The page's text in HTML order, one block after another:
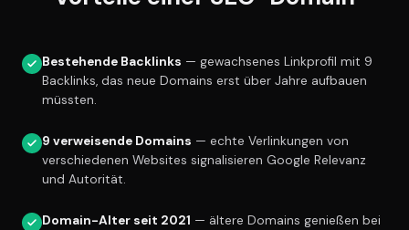
Bestehende Backlinks — gewachsenes Linkprofil mit 9
Backlinks, das neue Domains erst über Jahre aufbauen
müssten.
9 verweisende Domains — echte Verlinkungen von
verschiedenen Websites signalisieren Google Relevanz
und Autorität.
Domain-Alter seit 2021 — ältere Domains genießen bei